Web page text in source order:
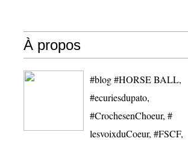
À propos
#blog #HORSE BALL,
#ecuriesdupato,
#CrochesenChoeur, #
lesvoixduCoeur, #FSCF,